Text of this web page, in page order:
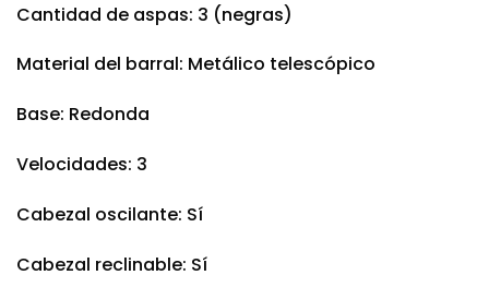
Cantidad de aspas: 3 (negras)
Material del barral: Metálico telescópico
Base: Redonda
Velocidades: 3
Cabezal oscilante: Sí
Cabezal reclinable: Sí